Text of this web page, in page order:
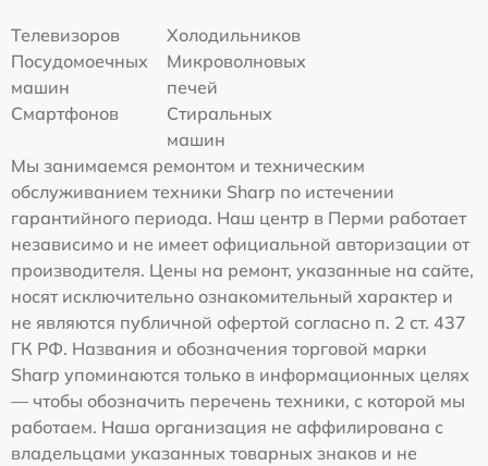
Телевизоров
Холодильников
Посудомоечных
машин
Микроволновых
печей
Смартфонов
Стиральных
машин
Мы занимаемся ремонтом и техническим
обслуживанием техники Sharp по истечении
гарантийного периода. Наш центр в Перми работает
независимо и не имеет официальной авторизации от
производителя. Цены на ремонт, указанные на сайте,
носят исключительно ознакомительный характер и
не являются публичной офертой согласно п. 2 ст. 437
ГК РФ. Названия и обозначения торговой марки
Sharp упоминаются только в информационных целях
— чтобы обозначить перечень техники, с которой мы
работаем. Наша организация не аффилирована с
владельцами указанных товарных знаков и не